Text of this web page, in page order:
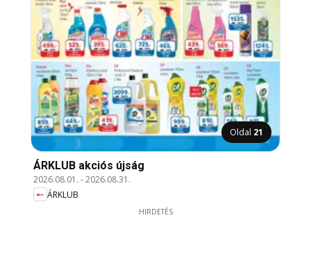
Oldal 21
ÁRKLUB akciós újság
2026.08.01. -2026.08.31.
ÁRKLUB
HIRDETÉS